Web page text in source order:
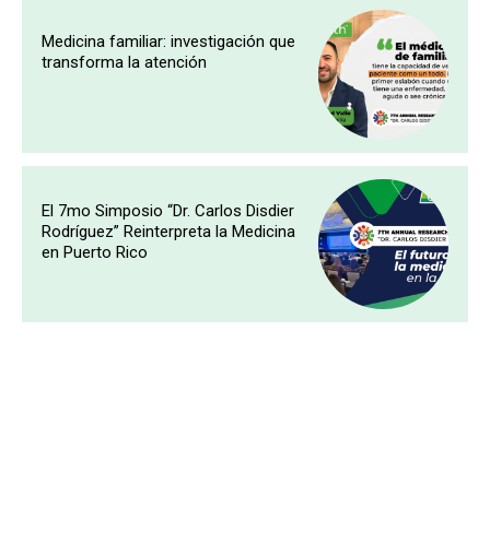
Medicina familiar: investigación que
transforma la atención
El 7mo Simposio “Dr. Carlos Disdier
Rodríguez” Reinterpreta la Medicina
en Puerto Rico